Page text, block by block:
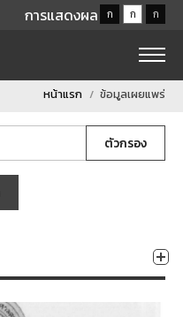
การแสดงผล ก ก ก
หน้าแรก ข้อมูลเผยแพร่
ตัวกรอง